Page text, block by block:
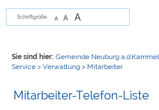
Schriftgröße A A A
Sie sind hier: Gemeinde Neuburg a.d.Kammel
Service> Verwaltung> Mitarbeiter
Mitarbeiter-Telefon-Liste